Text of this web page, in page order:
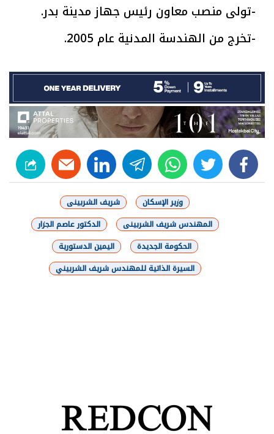
-تولى منصب معاون رئيس جهاز مدينة بدر.
-تخرج من الهندسة المدنية عام 2005.
facebook
twitter
whats
telegram
linkedin
وزير الإسكان
شريف الشربينى
المهندس شريف الشربينى
الدكتور عاصم الجزار
الحكومة الجديدة
اليمين الدستورية
السيرة الذاتية للمهندس شريف الشربيني